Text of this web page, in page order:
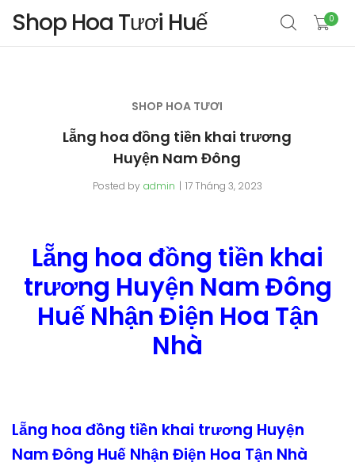
Shop Hoa Tươi Huế 0
SHOP HOA TƯƠI
Lẵng hoa đồng tiền khai trương
Huyện Nam Đông
Posted by admin 17 Tháng 3, 2023
Lẵng hoa đồng tiền khai
trương Huyện Nam Đông
Huế Nhận Điện Hoa Tận
Nhà
Lẵng hoa đồng tiền khai trương Huyện
Nam Đông Huế Nhận Điện Hoa Tận Nhà